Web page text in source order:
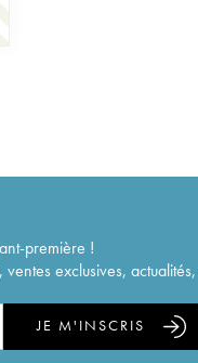
première !
exclusives,
JE M'INSCRIS